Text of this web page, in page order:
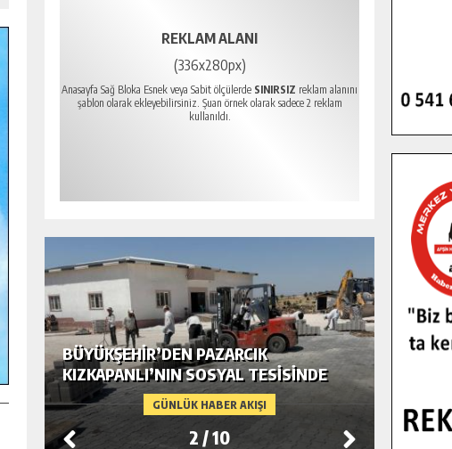
REKLAM ALANI
(336x280px)
Anasayfa Sağ Bloka Esnek veya Sabit ölçülerde SINIRSIZ reklam alanını
şablon olarak ekleyebilirsiniz. Şuan örnek olarak sadece 2 reklam
kullanıldı.
GÜNLÜK HABER AKIŞI
BÜYÜKŞEHIR’DEN PAZARCIK
KIZKAPANLI’NIN SOSYAL TESISINDE
ÇEVRE DÜZENLEMESI.
2 /10